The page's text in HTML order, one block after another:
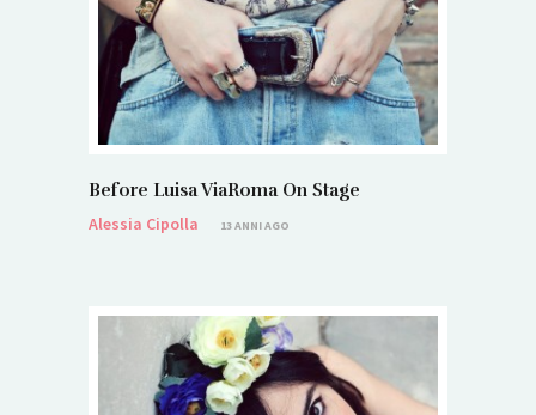
Before Luisa ViaRoma On Stage
Alessia Cipolla
13 ANNI AGO